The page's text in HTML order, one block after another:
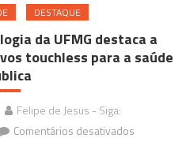
DESTAQUE
da UFMG destaca a
touchless para a saúde
Felipe de Jesus - Siga:
Comentários desativadosem